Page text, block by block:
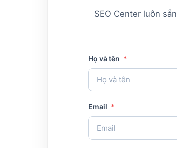
SEO Center luôn
Họ và tên *
Email *